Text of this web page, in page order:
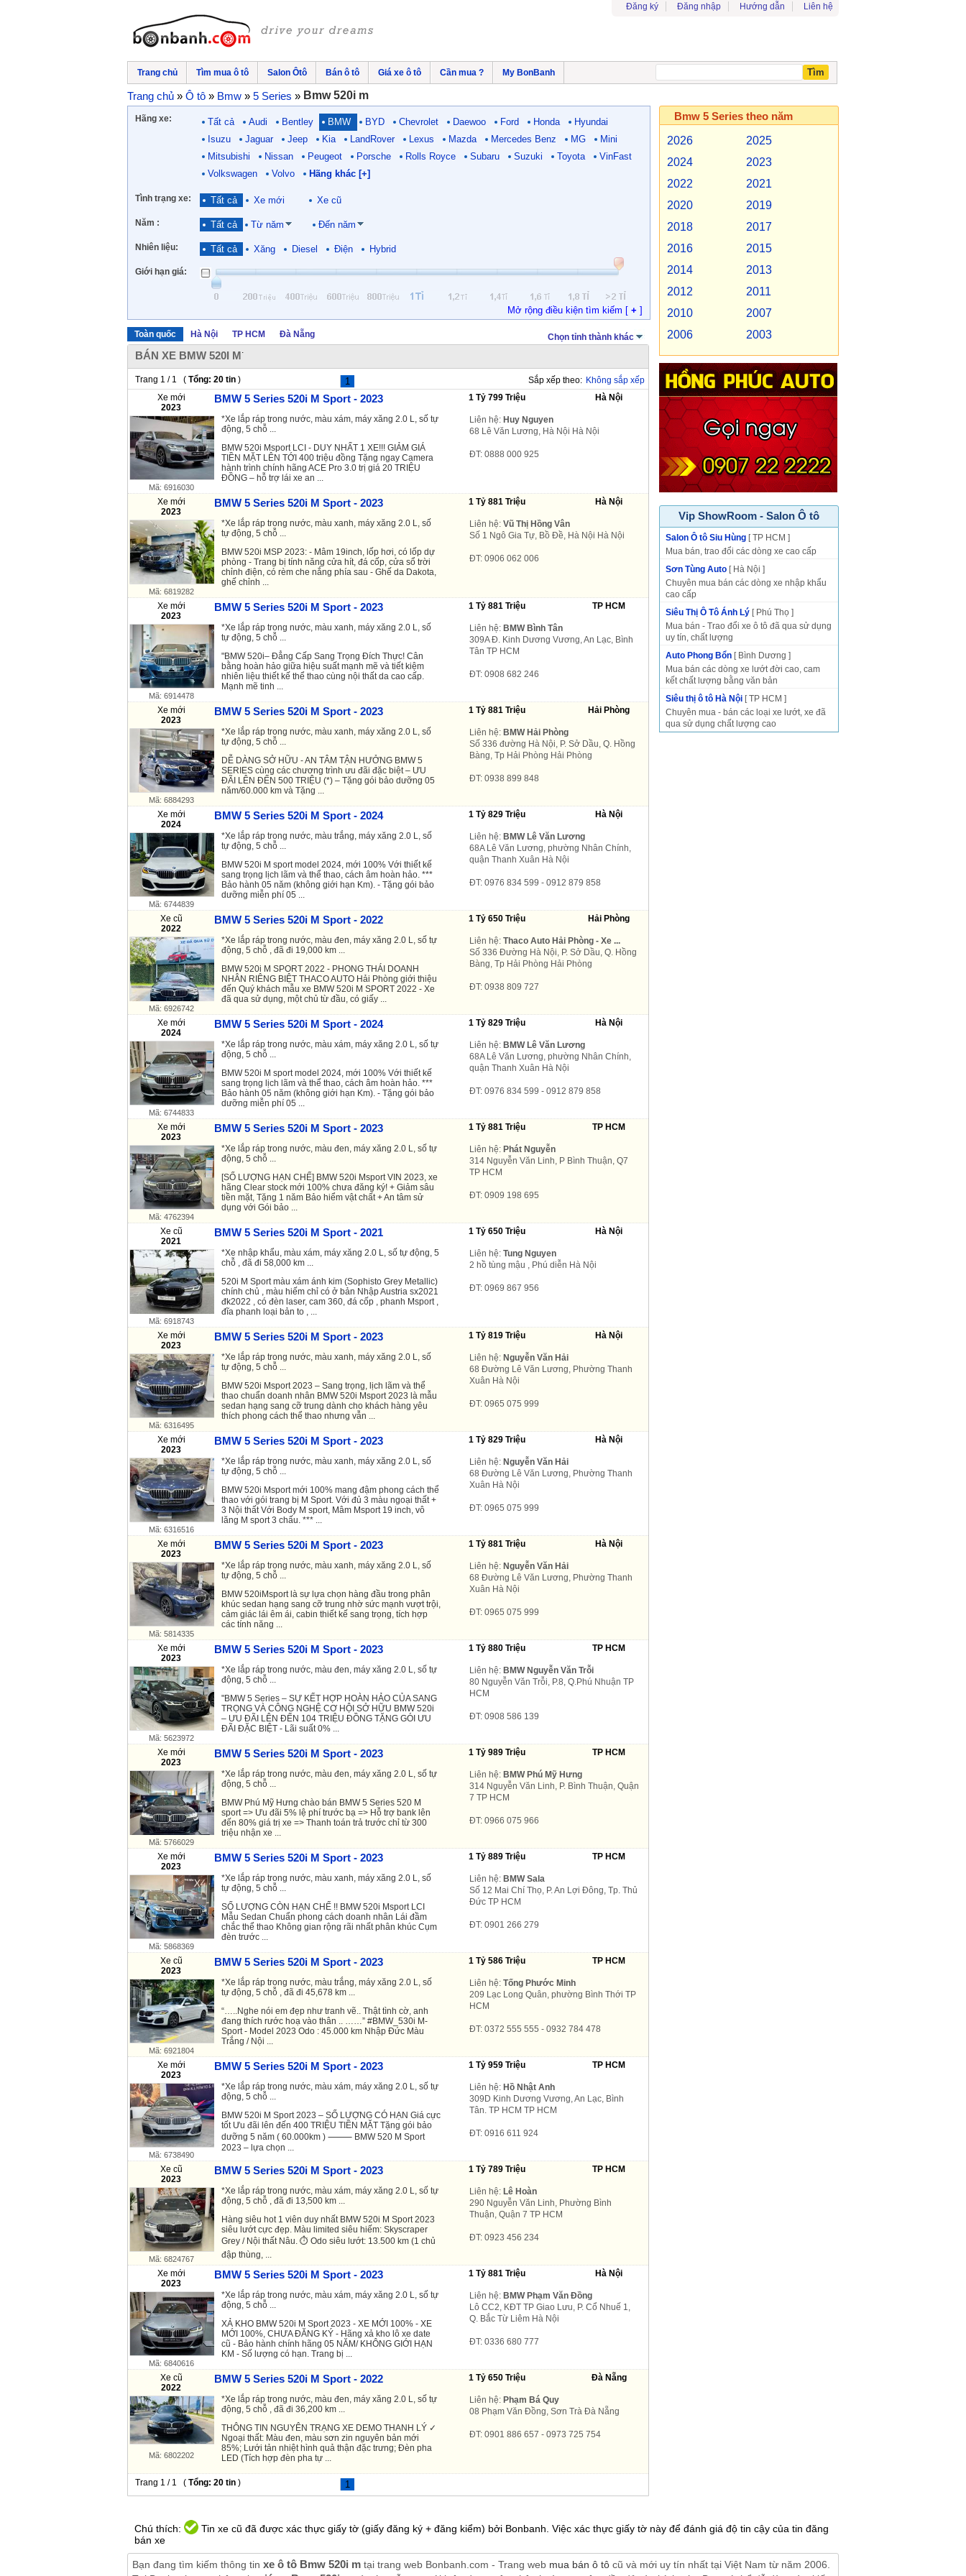
Đăng ký Đăng nhập Hướng dẫn Liên hệ
Trang chủ Tìm mua ô tô Salon Ôtô Bán ô tô Giá xe ô tô Cần mua ? My BonBanh
Trang chủ » Ô tô » Bmw » 5 Series » Bmw 520i m
Hãng xe: Tất cả Audi Bentley BMW BYD Chevrolet Daewoo Ford Honda
Hyundai
Isuzu
Jaguar Jeep Kia LandRover Lexus Mazda Mercedes Benz MG
Mini
Mitsubishi
Nissan Peugeot Porsche Rolls Royce Subaru Suzuki Toyota
VinFast
Volkswagen
Volvo Hãng khác [+]
Tình trạng xe: Tất cả Xe mới Xe cũ
Năm : Tất cả Từ năm Đến năm
Nhiên liệu: Tất cả Xăng Diesel Điện Hybrid
Giới hạn giá:
Mở rộng điều kiện tìm kiếm [ + ]
Toàn quốc Hà Nội TP HCM Đà Nẵng Chọn tỉnh thành khác
BÁN XE BMW 520I M
Trang 1 / 1 ( Tổng: 20 tin ) 1 Sắp xếp theo: Không sắp xếp
Xe mới
2023
BMW 5 Series 520i M Sport - 2023 1 Tỷ 799 Triệu Hà Nội
Mã: 6916030
*Xe lắp ráp trong nước, màu xám, máy xăng 2.0 L, số tự
động, 5 chỗ ...
BMW 520i Msport LCI - DUY NHẤT 1 XE!!! GIẢM GIÁ
TIỀN MẶT LÊN TỚI 400 triệu đồng Tặng ngay Camera
hành trình chính hãng ACE Pro 3.0 trị giá 20 TRIỆU
ĐỒNG – hỗ trợ lái xe an ...
Liên hệ: Huy Nguyen
68 Lê Văn Lương, Hà Nội Hà Nội
ĐT: 0888 000 925
Xe mới
2023
BMW 5 Series 520i M Sport - 2023 1 Tỷ 881 Triệu Hà Nội
Mã: 6819282
*Xe lắp ráp trong nước, màu xanh, máy xăng 2.0 L, số
tự động, 5 chỗ ...
BMW 520i MSP 2023: - Mâm 19inch, lốp hơi, có lốp dự
phòng - Trang bị tính năng cửa hít, đá cốp, cửa sổ trời
chỉnh điện, có rèm che nắng phía sau - Ghế da Dakota,
ghế chỉnh ...
Liên hệ: Vũ Thị Hồng Vân
Số 1 Ngô Gia Tự, Bồ Đề, Hà Nội Hà Nội
ĐT: 0906 062 006
Xe mới
2023
BMW 5 Series 520i M Sport - 2023 1 Tỷ 881 Triệu TP HCM
Mã: 6914478
*Xe lắp ráp trong nước, màu xanh, máy xăng 2.0 L, số
tự động, 5 chỗ ...
"BMW 520i– Đẳng Cấp Sang Trọng Đích Thực! Cân
bằng hoàn hảo giữa hiệu suất mạnh mẽ và tiết kiệm
nhiên liệu thiết kế thể thao cùng nội thất da cao cấp.
Mạnh mẽ tinh ...
Liên hệ: BMW Bình Tân
309A Đ. Kinh Dương Vương, An Lạc, Bình
Tân TP HCM
ĐT: 0908 682 246
Xe mới
2023
BMW 5 Series 520i M Sport - 2023 1 Tỷ 881 Triệu Hải Phòng
Mã: 6884293
*Xe lắp ráp trong nước, màu xanh, máy xăng 2.0 L, số
tự động, 5 chỗ ...
​DỄ DÀNG SỞ HỮU - AN TÂM TẬN HƯỞNG BMW 5
SERIES cùng các chương trình ưu đãi đặc biệt – ƯU
ĐÃI LÊN ĐẾN 500 TRIỆU (*) – Tặng gói bảo dưỡng 05
năm/60.000 km và Tặng ...
Liên hệ: BMW Hải Phòng
Số 336 đường Hà Nội, P. Sở Dầu, Q. Hồng
Bàng, Tp Hải Phòng Hải Phòng
ĐT: 0938 899 848
Xe mới
2024
BMW 5 Series 520i M Sport - 2024 1 Tỷ 829 Triệu Hà Nội
Mã: 6744839
*Xe lắp ráp trong nước, màu trắng, máy xăng 2.0 L, số
tự động, 5 chỗ ...
BMW 520i M sport model 2024, mới 100% Với thiết kế
sang trọng lịch lãm và thể thao, cách âm hoàn hảo. ***
Bảo hành 05 năm (không giới hạn Km). - Tặng gói bảo
dưỡng miễn phí 05 ...
Liên hệ: BMW Lê Văn Lương
68A Lê Văn Lương, phường Nhân Chính,
quận Thanh Xuân Hà Nội
ĐT: 0976 834 599 - 0912 879 858
Xe cũ
2022
BMW 5 Series 520i M Sport - 2022 1 Tỷ 650 Triệu Hải Phòng
Mã: 6926742
*Xe lắp ráp trong nước, màu đen, máy xăng 2.0 L, số tự
động, 5 chỗ , đã đi 19,000 km ...
BMW 520i M SPORT 2022 - PHONG THÁI DOANH
NHÂN RIÊNG BIỆT THACO AUTO Hải Phòng giới thiệu
đến Quý khách mẫu xe BMW 520i M SPORT 2022 - Xe
đã qua sử dụng, một chủ từ đầu, có giấy ...
Liên hệ: Thaco Auto Hải Phòng - Xe ...
Số 336 Đường Hà Nội, P. Sở Dầu, Q. Hồng
Bàng, Tp Hải Phòng Hải Phòng
ĐT: 0938 809 727
Xe mới
2024
BMW 5 Series 520i M Sport - 2024 1 Tỷ 829 Triệu Hà Nội
Mã: 6744833
*Xe lắp ráp trong nước, màu xám, máy xăng 2.0 L, số tự
động, 5 chỗ ...
BMW 520i M sport model 2024, mới 100% Với thiết kế
sang trọng lịch lãm và thể thao, cách âm hoàn hảo. ***
Bảo hành 05 năm (không giới hạn Km). - Tặng gói bảo
dưỡng miễn phí 05 ...
Liên hệ: BMW Lê Văn Lương
68A Lê Văn Lương, phường Nhân Chính,
quận Thanh Xuân Hà Nội
ĐT: 0976 834 599 - 0912 879 858
Xe mới
2023
BMW 5 Series 520i M Sport - 2023 1 Tỷ 881 Triệu TP HCM
Mã: 4762394
*Xe lắp ráp trong nước, màu đen, máy xăng 2.0 L, số tự
động, 5 chỗ ...
[SỐ LƯỢNG HẠN CHẾ] BMW 520i Msport VIN 2023, xe
hãng Clear stock mới 100% chưa đăng ký! + Giảm sâu
tiền mặt, Tặng 1 năm Bảo hiểm vật chất + An tâm sử
dụng với Gói bảo ...
Liên hệ: Phát Nguyễn
314 Nguyễn Văn Linh, P Bình Thuận, Q7
TP HCM
ĐT: 0909 198 695
Xe cũ
2021
BMW 5 Series 520i M Sport - 2021 1 Tỷ 650 Triệu Hà Nội
Mã: 6918743
*Xe nhập khẩu, màu xám, máy xăng 2.0 L, số tự động, 5
chỗ , đã đi 58,000 km ...
520i M Sport màu xám ánh kim (Sophisto Grey Metallic)
chính chủ , màu hiếm chỉ có ở bản Nhập Austria sx2021
đk2022 , có đèn laser, cam 360, đá cốp , phanh Msport ,
đĩa phanh loại bản to , ...
Liên hệ: Tung Nguyen
2 hồ tùng mậu , Phú diễn Hà Nội
ĐT: 0969 867 956
Xe mới
2023
BMW 5 Series 520i M Sport - 2023 1 Tỷ 819 Triệu Hà Nội
Mã: 6316495
*Xe lắp ráp trong nước, màu xanh, máy xăng 2.0 L, số
tự động, 5 chỗ ...
BMW 520i Msport 2023 – Sang trọng, lịch lãm và thể
thao chuẩn doanh nhân BMW 520i Msport 2023 là mẫu
sedan hạng sang cỡ trung dành cho khách hàng yêu
thích phong cách thể thao nhưng vẫn ...
Liên hệ: Nguyễn Văn Hải
68 Đường Lê Văn Lương, Phường Thanh
Xuân Hà Nội
ĐT: 0965 075 999
Xe mới
2023
BMW 5 Series 520i M Sport - 2023 1 Tỷ 829 Triệu Hà Nội
Mã: 6316516
*Xe lắp ráp trong nước, màu xanh, máy xăng 2.0 L, số
tự động, 5 chỗ ...
BMW 520i Msport mới 100% mang đậm phong cách thể
thao với gói trang bị M Sport. Với đủ 3 màu ngoại thất +
3 Nội thất Với Body M sport, Mâm Msport 19 inch, vô
lăng M sport 3 chấu. *** ...
Liên hệ: Nguyễn Văn Hải
68 Đường Lê Văn Lương, Phường Thanh
Xuân Hà Nội
ĐT: 0965 075 999
Xe mới
2023
BMW 5 Series 520i M Sport - 2023 1 Tỷ 881 Triệu Hà Nội
Mã: 5814335
*Xe lắp ráp trong nước, màu xanh, máy xăng 2.0 L, số
tự động, 5 chỗ ...
BMW 520iMsport là sự lựa chọn hàng đầu trong phân
khúc sedan hạng sang cỡ trung nhờ sức mạnh vượt trội,
cảm giác lái êm ái, cabin thiết kế sang trọng, tích hợp
các tính năng ...
Liên hệ: Nguyễn Văn Hải
68 Đường Lê Văn Lương, Phường Thanh
Xuân Hà Nội
ĐT: 0965 075 999
Xe mới
2023
BMW 5 Series 520i M Sport - 2023 1 Tỷ 880 Triệu TP HCM
Mã: 5623972
*Xe lắp ráp trong nước, màu đen, máy xăng 2.0 L, số tự
động, 5 chỗ ...
"BMW 5 Series – SỰ KẾT HỢP HOÀN HẢO CỦA SANG
TRỌNG VÀ CÔNG NGHỆ CƠ HỘI SỞ HỮU BMW 520i
– ƯU ĐÃI LÊN ĐẾN 104 TRIỆU ĐỒNG TẶNG GÓI ƯU
ĐÃI ĐẶC BIỆT - Lãi suất 0% ...
Liên hệ: BMW Nguyễn Văn Trỗi
80 Nguyễn Văn Trỗi, P.8, Q.Phú Nhuận TP
HCM
ĐT: 0908 586 139
Xe mới
2023
BMW 5 Series 520i M Sport - 2023 1 Tỷ 989 Triệu TP HCM
Mã: 5766029
*Xe lắp ráp trong nước, màu đen, máy xăng 2.0 L, số tự
động, 5 chỗ ...
BMW Phú Mỹ Hưng chào bán BMW 5 Series 520 M
sport => Ưu đãi 5% lệ phí trước bạ => Hỗ trợ bank lên
đến 80% giá trị xe => Thanh toán trả trước chỉ từ 300
triệu nhận xe ...
Liên hệ: BMW Phú Mỹ Hưng
314 Nguyễn Văn Linh, P. Bình Thuận, Quận
7 TP HCM
ĐT: 0966 075 966
Xe mới
2023
BMW 5 Series 520i M Sport - 2023 1 Tỷ 889 Triệu TP HCM
Mã: 5868369
*Xe lắp ráp trong nước, màu xanh, máy xăng 2.0 L, số
tự động, 5 chỗ ...
SỐ LƯỢNG CÒN HẠN CHẾ !! BMW 520i Msport LCI
Mẫu Sedan Chuẩn phong cách doanh nhân Lái đầm
chắc thể thao Không gian rộng rãi nhất phân khúc Cụm
đèn trước ...
Liên hệ: BMW Sala
Số 12 Mai Chí Thọ, P. An Lợi Đông, Tp. Thủ
Đức TP HCM
ĐT: 0901 266 279
Xe cũ
2023
BMW 5 Series 520i M Sport - 2023 1 Tỷ 586 Triệu TP HCM
Mã: 6921804
*Xe lắp ráp trong nước, màu trắng, máy xăng 2.0 L, số
tự động, 5 chỗ , đã đi 45,678 km ...
“…..Nghe nói em đẹp như tranh vẽ.. Thật tình cờ, anh
đang thích rước hoạ vào thân .. ……” #BMW_530i M-
Sport - Model 2023 Odo : 45.000 km Nhập Đức Màu
Trắng / Nội ...
Liên hệ: Tống Phước Minh
209 Lạc Long Quân, phường Bình Thới TP
HCM
ĐT: 0372 555 555 - 0932 784 478
Xe mới
2023
BMW 5 Series 520i M Sport - 2023 1 Tỷ 959 Triệu TP HCM
Mã: 6738490
*Xe lắp ráp trong nước, màu xám, máy xăng 2.0 L, số tự
động, 5 chỗ ...
BMW 520i M Sport 2023 – SỐ LƯỢNG CÓ HẠN Giá cực
tốt Ưu đãi lên đến 400 TRIỆU TIỀN MẶT Tặng gói bảo
dưỡng 5 năm ( 60.000km ) ⸻ BMW 520 M Sport
2023 – lựa chọn ...
Liên hệ: Hồ Nhật Anh
309D Kinh Dương Vương, An Lạc, Bình
Tân. TP HCM TP HCM
ĐT: 0916 611 924
Xe cũ
2023
BMW 5 Series 520i M Sport - 2023 1 Tỷ 789 Triệu TP HCM
Mã: 6824767
*Xe lắp ráp trong nước, màu xám, máy xăng 2.0 L, số tự
động, 5 chỗ , đã đi 13,500 km ...
Hàng siêu hot 1 viên duy nhất BMW 520i M Sport 2023
siêu lướt cực đẹp. ​ Màu limited siêu hiếm: Skyscraper
Grey / Nội thất Nâu. ⏱️ Odo siêu lướt: 13.500 km (1 chủ
đập thùng, ...
Liên hệ: Lê Hoàn
290 Nguyễn Văn Linh, Phường Bình
Thuận, Quận 7 TP HCM
ĐT: 0923 456 234
Xe mới
2023
BMW 5 Series 520i M Sport - 2023 1 Tỷ 881 Triệu Hà Nội
Mã: 6840616
*Xe lắp ráp trong nước, màu xám, máy xăng 2.0 L, số tự
động, 5 chỗ ...
XẢ KHO BMW 520i M Sport 2023 - XE MỚI 100% - XE
MỚI 100%, CHƯA ĐĂNG KÝ - Hãng xả kho lô xe date
cũ - Bảo hành chính hãng 05 NĂM/ KHÔNG GIỚI HẠN
KM - Số lượng có hạn. Trang bị ...
Liên hệ: BMW Phạm Văn Đồng
Lô CC2, KĐT TP Giao Lưu, P. Cổ Nhuế 1,
Q. Bắc Từ Liêm Hà Nội
ĐT: 0336 680 777
Xe cũ
2022
BMW 5 Series 520i M Sport - 2022 1 Tỷ 650 Triệu Đà Nẵng
Mã: 6802202
*Xe lắp ráp trong nước, màu đen, máy xăng 2.0 L, số tự
động, 5 chỗ , đã đi 36,200 km ...
THÔNG TIN NGUYÊN TRẠNG XE DEMO THANH LÝ ✓
Ngoại thất: Màu đen, màu sơn zin nguyên bản mới
85%; Lưới tản nhiệt hình quả thận đặc trưng; Đèn pha
LED (Tích hợp đèn pha tự ...
Liên hệ: Phạm Bá Quy
08 Phạm Văn Đồng, Sơn Trà Đà Nẵng
ĐT: 0901 886 657 - 0973 725 754
Trang 1 / 1 ( Tổng: 20 tin ) 1
Chú thích:
Tin xe cũ đã được xác thực giấy tờ (giấy đăng ký + đăng kiểm) bởi Bonbanh. Việc xác thực giấy tờ này để đánh giá độ tin cậy của tin đăng
bán xe
Bạn đang tìm kiếm thông tin xe ô tô Bmw 520i m tại trang web Bonbanh.com - Trang web mua bán ô tô cũ và mới uy tín nhất tại Việt Nam từ năm 2006.
Bmw 5 Series theo năm
2026
2025
2024
2023
2022
2021
2020
2019
2018
2017
2016
2015
2014
2013
2012
2011
2010
2007
2006
2003
Vip ShowRoom - Salon Ô tô
Salon Ô tô Siu Hùng [ TP HCM ]
Mua bán, trao đổi các dòng xe cao cấp
Sơn Tùng Auto [ Hà Nội ]
Chuyên mua bán các dòng xe nhập khẩu
cao cấp
Siêu Thị Ô Tô Ánh Lý [ Phú Thọ ]
Mua bán - Trao đổi xe ô tô đã qua sử dụng
uy tín, chất lượng
Auto Phong Bổn [ Bình Dương ]
Mua bán các dòng xe lướt đời cao, cam
kết chất lượng bằng văn bản
Siêu thị ô tô Hà Nội [ TP HCM ]
Chuyên mua - bán các loại xe lướt, xe đã
qua sử dụng chất lượng cao